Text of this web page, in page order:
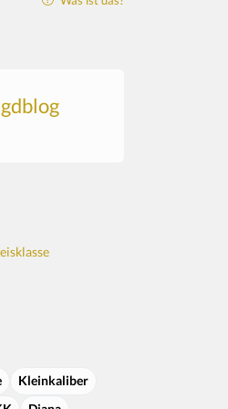
Kleinkaliber